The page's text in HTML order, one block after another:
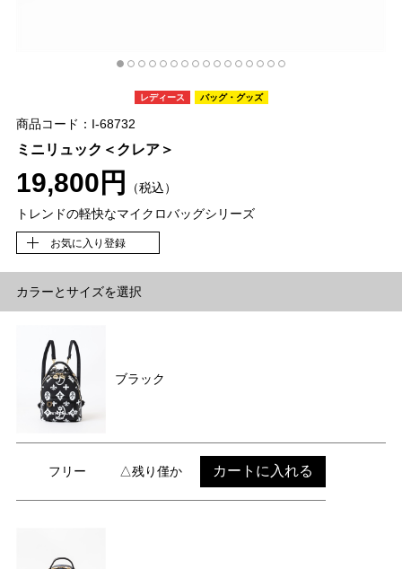
レディース バッグ・グッズ
商品コード：I-68732
ミニリュック＜クレア＞
19,800円
（税込）
トレンドの軽快なマイクロバッグシリーズ
お気に入り登録
カラーとサイズを選択
ブラック
フリー △残り僅か カートに入れる